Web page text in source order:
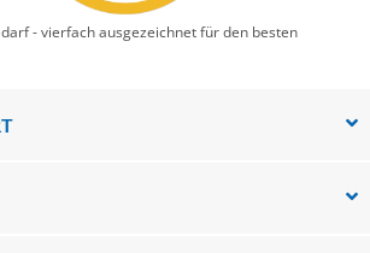
- vierfach ausgezeichnet für den besten